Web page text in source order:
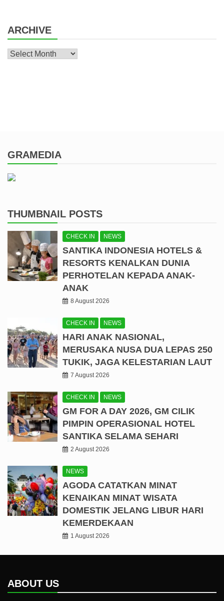
ARCHIVE
Archive
GRAMEDIA
THUMBNAIL POSTS
CHECK IN NEWS
SANTIKA INDONESIA HOTELS &
RESORTS KENALKAN DUNIA
PERHOTELAN KEPADA ANAK-
ANAK
8 August 2026
CHECK IN NEWS
HARI ANAK NASIONAL,
MERUSAKA NUSA DUA LEPAS 250
TUKIK, JAGA KELESTARIAN LAUT
7 August 2026
CHECK IN NEWS
GM FOR A DAY 2026, GM CILIK
PIMPIN OPERASIONAL HOTEL
SANTIKA SELAMA SEHARI
2 August 2026
NEWS
AGODA CATATKAN MINAT
KENAIKAN MINAT WISATA
DOMESTIK JELANG LIBUR HARI
KEMERDEKAAN
1 August 2026
ABOUT US